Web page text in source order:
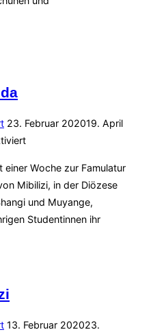
Veröffentlicht
am
23. Februar 202019. April
einer Woche zur Famulatur
Mibilizi, in der Diözese
und Muyange,
Studentinnen ihr
Veröffentlicht
13. Februar 202023.